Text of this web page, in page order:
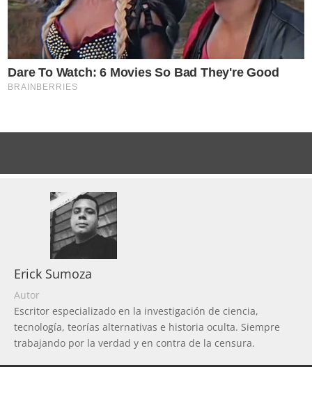
Erick Sumoza
Autor
Escritor especializado en la investigación de ciencia,
tecnología, teorías alternativas e historia oculta. Siempre
trabajando por la verdad y en contra de la censura.